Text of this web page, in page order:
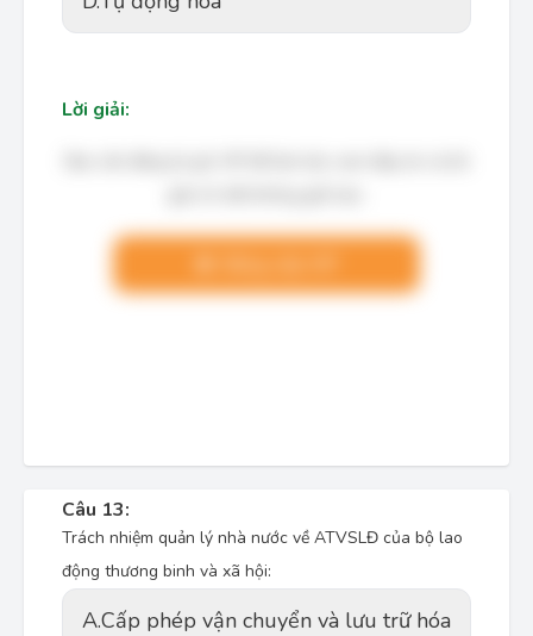
Lời giải:
Câu 13:
Trách nhiệm quản lý nhà nước về ATVSLĐ của bộ lao
động thương binh và xã hội:
A.Cấp phép vận chuyển và lưu trữ hóa